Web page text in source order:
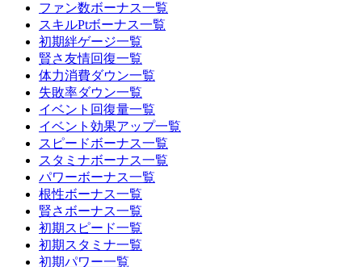
ファン数ボーナス一覧
スキルPtボーナス一覧
初期絆ゲージ一覧
賢さ友情回復一覧
体力消費ダウン一覧
失敗率ダウン一覧
イベント回復量一覧
イベント効果アップ一覧
スピードボーナス一覧
スタミナボーナス一覧
パワーボーナス一覧
根性ボーナス一覧
賢さボーナス一覧
初期スピード一覧
初期スタミナ一覧
初期パワー一覧